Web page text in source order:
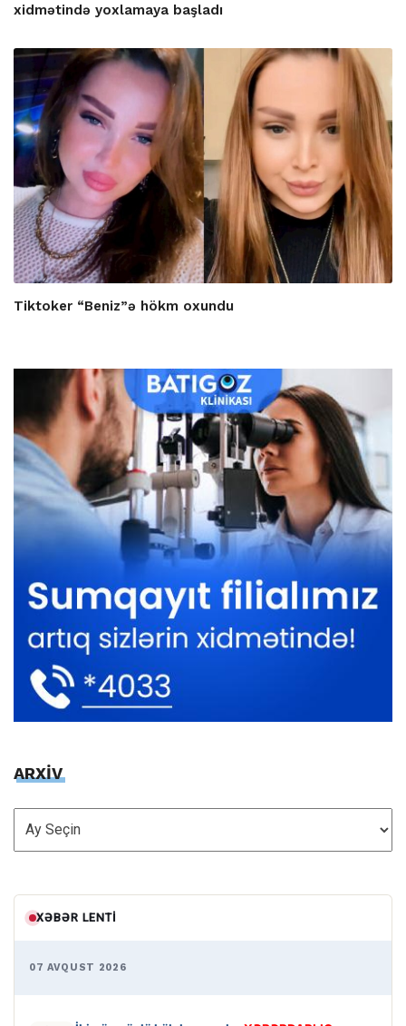
xidmətində yoxlamaya başladı
Tiktoker “Beniz”ə hökm oxundu
ARXİV
ARXİV
XƏBƏR LENTI
07 AVQUST 2026